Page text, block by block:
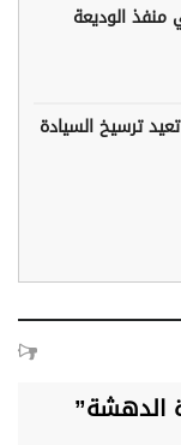
الوديعة
ترسيخ السيادة
الدهشة”